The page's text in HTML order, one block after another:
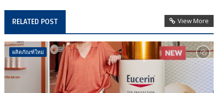
RELATED POST View More
ผลิตภัณฑ์ใหม่